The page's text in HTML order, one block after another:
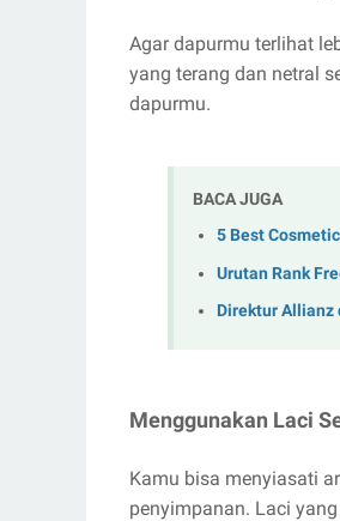
Agar dapurmu terlihat
yang terang dan netral
dapurmu.
BACA JUGA
5 Best
Urutan Rank
Direktur Allianz
Menggunakan Laci
Kamu bisa menyiasati
penyimpanan. Laci